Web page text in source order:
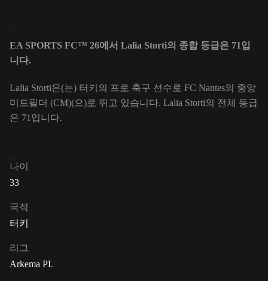
EA SPORTS FC™ 26에서 Lalia Storti의 종합 등급은 71입
니다.
Lalia Storti은(는) 터키의 프로 축구 선수로 FC Nantes의 중앙
미드필더 (CM)(으)로 뛰고 있습니다. Lalia Storti의 전체 등급
은 71입니다.
나이
33
국적
터키
리그
Arkema PL